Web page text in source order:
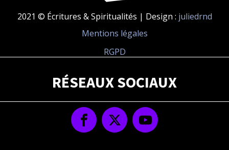
2021 © Écritures & Spiritualités | Design : juliedrnd
Mentions légales
RGPD
RÉSEAUX SOCIAUX